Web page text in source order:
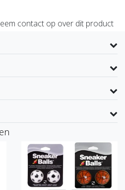
contact op over dit product